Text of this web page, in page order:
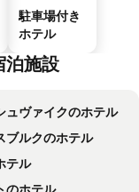
駐車場付き
ホテル
施設
ュヴァイクのホテル
ブルクのホテル
テル
のホテル